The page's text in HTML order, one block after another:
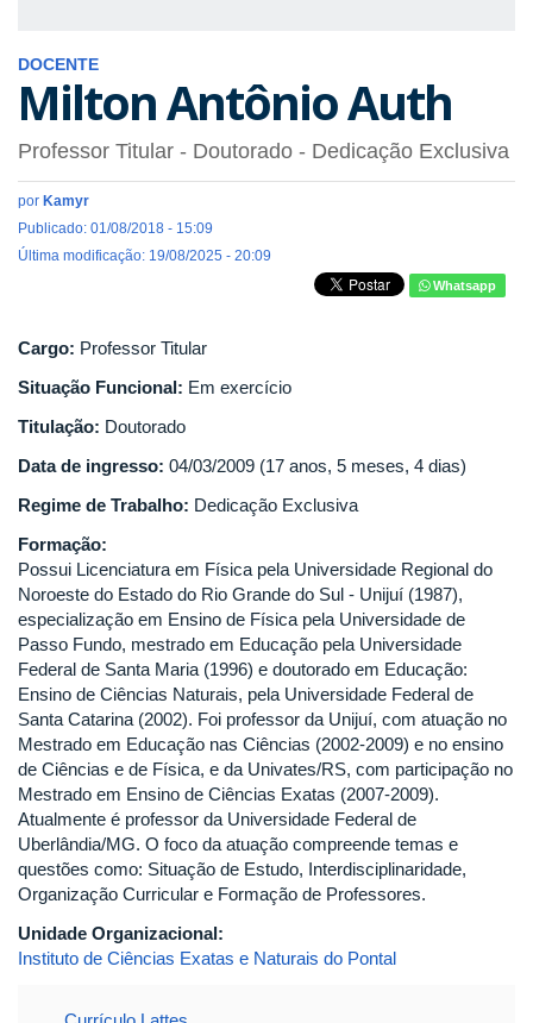
DOCENTE
Milton Antônio Auth
Professor Titular - Doutorado - Dedicação Exclusiva
por Kamyr
Publicado: 01/08/2018 - 15:09
Última modificação: 19/08/2025 - 20:09
Whatsapp
Cargo: Professor Titular
Situação Funcional: Em exercício
Titulação: Doutorado
Data de ingresso: 04/03/2009 (17 anos, 5 meses, 4 dias)
Regime de Trabalho: Dedicação Exclusiva
Formação:
Possui Licenciatura em Física pela Universidade Regional do
Noroeste do Estado do Rio Grande do Sul - Unijuí (1987),
especialização em Ensino de Física pela Universidade de
Passo Fundo, mestrado em Educação pela Universidade
Federal de Santa Maria (1996) e doutorado em Educação:
Ensino de Ciências Naturais, pela Universidade Federal de
Santa Catarina (2002). Foi professor da Unijuí, com atuação no
Mestrado em Educação nas Ciências (2002-2009) e no ensino
de Ciências e de Física, e da Univates/RS, com participação no
Mestrado em Ensino de Ciências Exatas (2007-2009).
Atualmente é professor da Universidade Federal de
Uberlândia/MG. O foco da atuação compreende temas e
questões como: Situação de Estudo, Interdisciplinaridade,
Organização Curricular e Formação de Professores.
Unidade Organizacional:
Instituto de Ciências Exatas e Naturais do Pontal